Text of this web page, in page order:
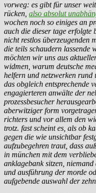
vorweg: es gibt für unser
rücken, also absolut
wochen noch so einiges an
auch die dieser tage erfolgte
nicht restlos überzeugenden
die teils schaudern lassende
möchten wir uns aus
widmen, warum deutsche
helfern und netzwerken
das obgleich entsprechende
engagierteren anwälte der
prozessbesucher
aberwitziger form
richters und vor allem den
trotz. fast scheint es, als ob
gegen die wie unsichtbar
aufzubegehren traut, dass
in münchen mit dem
anklagebank sitzen,
und ausführung der morde
aufgebende auswahl der